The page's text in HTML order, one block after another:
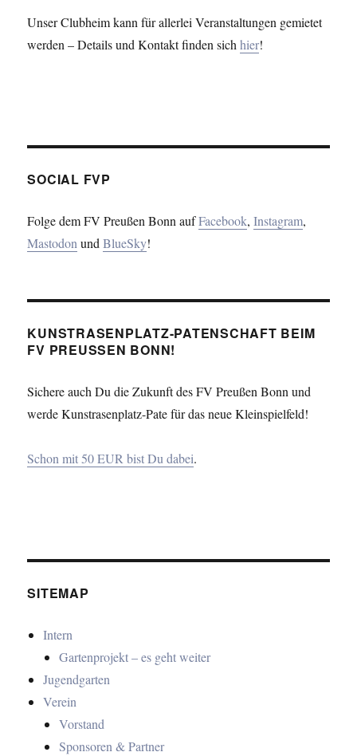
Unser Clubheim kann für allerlei Veranstaltungen gemietet
werden – Details und Kontakt finden sichhier!
SOCIAL FVP
Folge dem FV Preußen Bonn aufFacebook,Instagram,
MastodonundBlueSky!
KUNSTRASENPLATZ-PATENSCHAFT BEIM
FV PREUSSEN BONN!
Sichere auch Du die Zukunft des FV Preußen Bonn und
werde Kunstrasenplatz-Pate für das neue Kleinspielfeld!
Schon mit 50 EUR bist Du dabei.
SITEMAP
Intern
Gartenprojekt – es geht weiter
Jugendgarten
Verein
Vorstand
Sponsoren & Partner